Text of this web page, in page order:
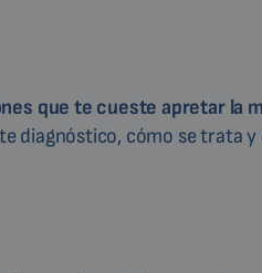
que te cueste apretar la
diagnóstico, cómo se trata